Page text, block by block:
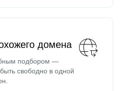
домена
подбором —
свободно в одной